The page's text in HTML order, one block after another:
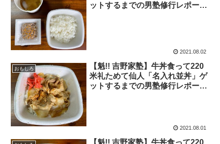
ットするまでの男塾修行レポー
2021.08.02
おもしろ
【魁!! 吉野家塾】牛丼食って220
米礼ためて仙人「名入れ並丼」ゲ
ットするまでの男塾修行レポー
2021.08.01